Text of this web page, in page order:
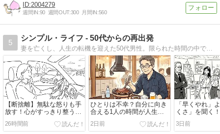
2004279
週間IN:90 週間OUT:300 月間IN:560
5
シンプル・ライフ - 50代からの再出発
妻を亡くし、人生の転機を迎えた50代男性。限られた時間の中で、本当に大切なものを見つめ直し、シンプルで豊かな暮らしを目指します。断捨離、家事、健康など、日々の暮らしの中で得た気づきや学びを綴っていきます。
【断捨離】無駄な怒りも手
放す！心がすっきり整う
『感情の構造』理解術✨
26時間前
ひとりは不幸？自分に向き
合える1人の時間が人生を
変える
2日前
「早くやれ」
くさ」を聞く
ート思考
3日前